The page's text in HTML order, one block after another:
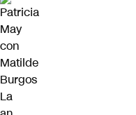
La